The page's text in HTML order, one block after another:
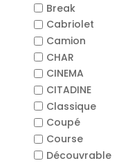
Break
Cabriolet
Camion
CHAR
CINEMA
CITADINE
Classique
Coupé
Course
Découvrable